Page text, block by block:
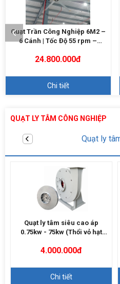
Quạt Trần Công Nghiệp 5M2 –
6 Cánh | Tốc Độ 65 rpm – 980
17.500.000đ
Chi tiết
QUẠT LY TÂM CÔNG NGHIỆP
Quạt sò
Quạt ly tâm siêu cao áp
0.75kw - 75kw (Thổi vỏ hạt
4.000.000đ
Chi tiết